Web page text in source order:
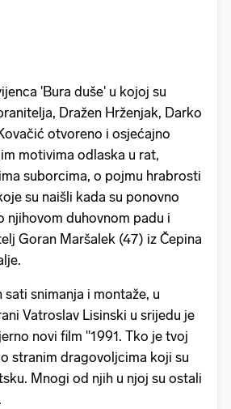
'Bura duše' u kojoj su
Dražen Hrženjak, Darko
otvoreno i osjećajno
motivima odlaska u rat,
suborcima, o pojmu hrabrosti
su naišli kada su ponovno
njihovom duhovnom padu i
Goran Maršalek (47) iz Čepina
sati snimanja i montaže, u
Vatroslav Lisinski u srijedu je
novi film "1991. Tko je tvoj
stranim dragovoljcima koji su
Mnogi od njih u njoj su ostali